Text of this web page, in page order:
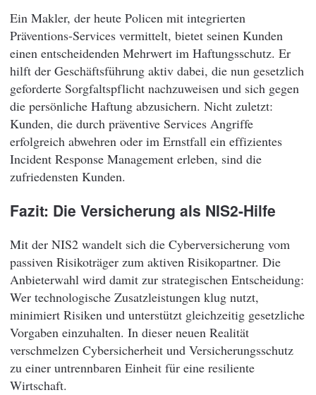
Ein Makler, der heute Policen mit integrierten
Präventions-Services vermittelt, bietet seinen Kunden
einen entscheidenden Mehrwert im Haftungsschutz. Er
hilft der Geschäftsführung aktiv dabei, die nun gesetzlich
geforderte Sorgfaltspflicht nachzuweisen und sich gegen
die persönliche Haftung abzusichern. Nicht zuletzt:
Kunden, die durch präventive Services Angriffe
erfolgreich abwehren oder im Ernstfall ein effizientes
Incident Response Management erleben, sind die
zufriedensten Kunden.
Fazit: Die Versicherung als NIS2-Hilfe
Mit der NIS2 wandelt sich die Cyberversicherung vom
passiven Risikoträger zum aktiven Risikopartner. Die
Anbieterwahl wird damit zur strategischen Entscheidung:
Wer technologische Zusatzleistungen klug nutzt,
minimiert Risiken und unterstützt gleichzeitig gesetzliche
Vorgaben einzuhalten. In dieser neuen Realität
verschmelzen Cybersicherheit und Versicherungsschutz
zu einer untrennbaren Einheit für eine resiliente
Wirtschaft.